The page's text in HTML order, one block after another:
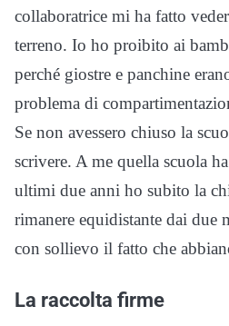
collaboratrice mi ha fatto
terreno. Io ho proibito ai
perché giostre e panchine
problema di
Se non avessero chiuso la
scrivere. A me quella scuola
ultimi due anni ho subito la
rimanere equidistante dai due
con sollievo il fatto che
La raccolta firme